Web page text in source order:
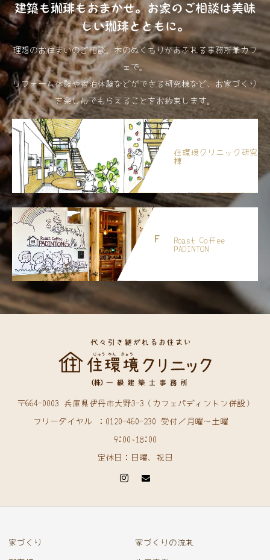
建築も珈琲もおまかせ。お家のご相談は美味
しい珈琲とともに。
理想のお住まいのご相談。木のぬくもりがあふれる事務所兼カフ
ェで。
リフォーム体験や宿泊体験などができる研究棟など、お家づくり
を楽しんでもらえることをお約束します。
住環境クリニック研究
棟
Roast Coffee
PADINTON
〒664-0003 兵庫県伊丹市大野3-3（カフェパディントン併設）
フリーダイヤル ：0120-460-230 受付／月曜〜土曜
9:00~18:00
定休日：日曜、祝日
家づくり
家づくりの流れ